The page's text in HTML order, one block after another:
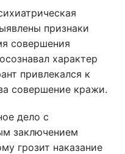
признаки
совершения
характер
привлекался к
совершение кражи.
дело с
заключением
грозит наказание